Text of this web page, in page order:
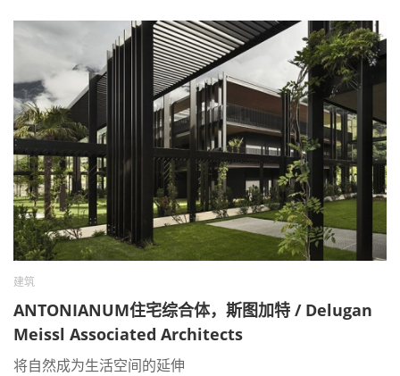
建筑
ANTONIANUM住宅综合体，斯图加特 / Delugan
Meissl Associated Architects
将自然成为生活空间的延伸